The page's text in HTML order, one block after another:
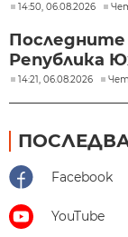
14:50, 06.08.2026
Последните
Република
14:21, 06.08.2026
Facebook
YouTube